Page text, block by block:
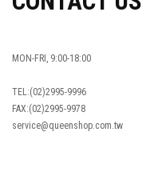
MON-FRI, 9:00-18:00
TEL:(02)2995-9996
FAX:(02)2995-9978
service@queenshop.com.tw